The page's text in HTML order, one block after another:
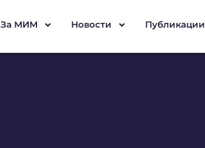
За МИМ Новости Публикации